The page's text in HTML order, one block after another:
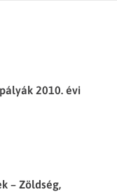
2010. évi
– Zöldség,